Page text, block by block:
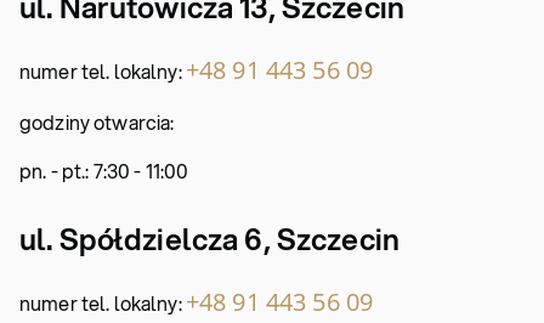
numer tel. lokalny:+48 91 443 56 09
godziny otwarcia:
pn. - pt.: 7:30 - 11:00
ul. Spółdzielcza 6, Szczecin
numer tel. lokalny:+48 91 443 56 09